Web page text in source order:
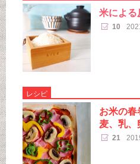
米による
10
レシピ
お米の春
麦、乳、
21